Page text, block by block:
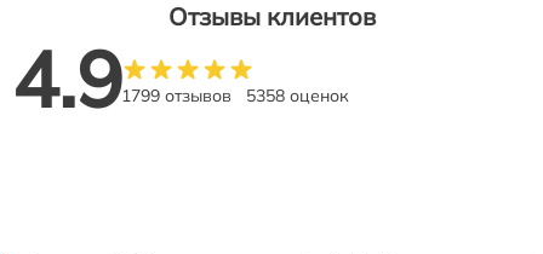
Отзывы клиентов
4.91799 отзывов 5358 оценок